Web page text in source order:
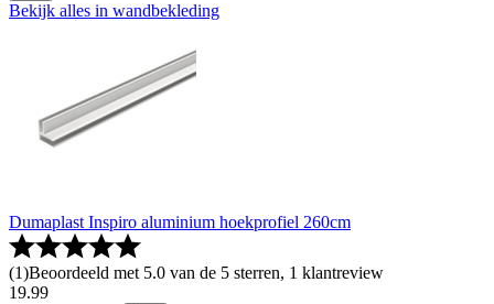
Bekijk alles in wandbekleding
Dumaplast Inspiro aluminium hoekprofiel 260cm
(1)Beoordeeld met 5.0 van de 5 sterren, 1 klantreview
19.99